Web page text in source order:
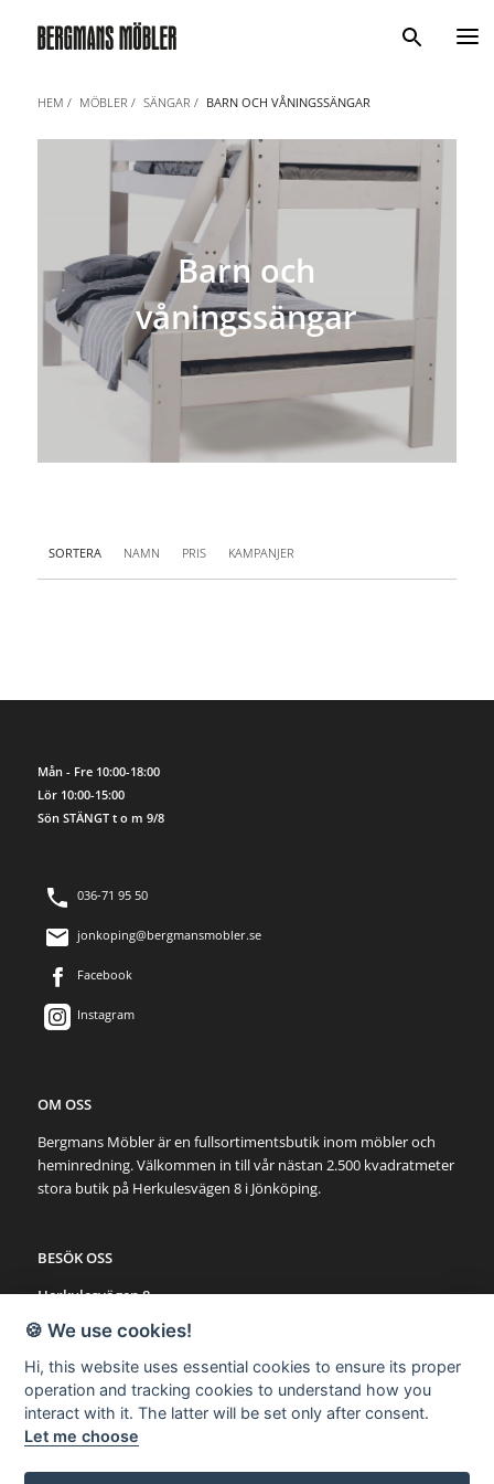
Sök
HEM MÖBLER SÄNGAR BARN OCH VÅNINGSSÄNGAR
Barn och
våningssängar
SORTERA NAMN PRIS KAMPANJER
Mån - Fre 10:00-18:00
Lör 10:00-15:00
Sön STÄNGT t o m 9/8
036-71 95 50
jonkoping@bergmansmobler.se
Facebook
Instagram
OM OSS
Bergmans Möbler är en fullsortimentsbutik inom möbler och
heminredning. Välkommen in till vår nästan 2.500 kvadratmeter
stora butik på Herkulesvägen 8 i Jönköping.
BESÖK OSS
Herkulesvägen 8
553 03 Jönköping
Karta via Google Maps
SNABBLÄNKAR
Möbler
🍪 We use cookies!
Hi, this website uses essential cookies to ensure its proper
operation and tracking cookies to understand how you
interact with it. The latter will be set only after consent.
Let me choose